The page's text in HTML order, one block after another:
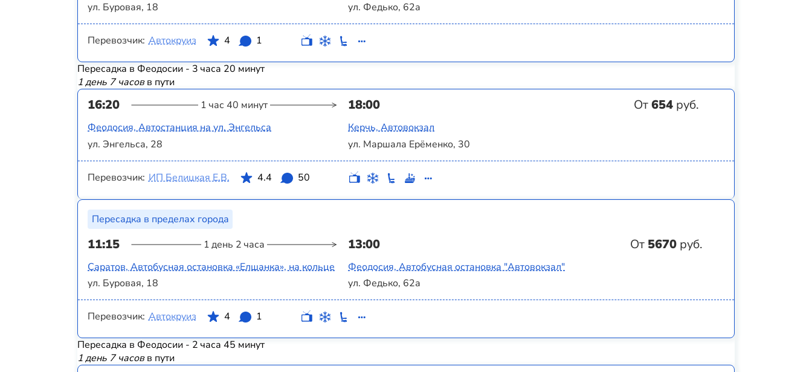
ул. Буровая, 18
ул. Федько, 62а
Перевозчик: Автокруиз 4 1
Пересадка в Феодосии - 3 часа 20 минут
1 день 7 часовв пути
16:20 1 час 40 минут 18:00 От654 руб.
Феодосия, Автостанция на ул. Энгельса
ул. Энгельса, 28
Керчь, Автовокзал
ул. Маршала Ерёменко, 30
Перевозчик: ИП Белицкая Е.В. 4.4 50
Пересадка в пределах города
11:15 1 день 2 часа 13:00 От 5670 руб.
Саратов, Автобусная остановка «Елшанка‎», на кольце
ул. Буровая, 18
Феодосия, Автобусная остановка "Автовокзал"
ул. Федько, 62а
Перевозчик: Автокруиз 4 1
Пересадка в Феодосии - 2 часа 45 минут
1 день 7 часовв пути